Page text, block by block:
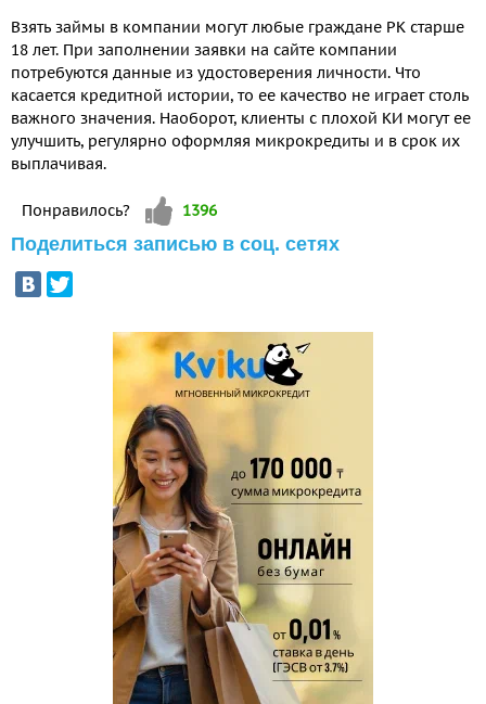
Взять займы в компании могут любые граждане РК старше
18 лет. При заполнении заявки на сайте компании
потребуются данные из удостоверения личности. Что
касается кредитной истории, то ее качество не играет столь
важного значения. Наоборот, клиенты с плохой КИ могут ее
улучшить, регулярно оформляя микрокредиты и в срок их
выплачивая.
Понравилось? Vote up!
1396
Поделиться записью в соц. сетях